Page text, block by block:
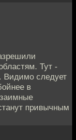
Тут -
Видимо следует
в
привычным